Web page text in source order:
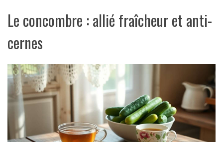
Le concombre : allié fraîcheur et anti-
cernes